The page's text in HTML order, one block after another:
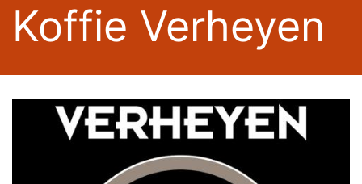
Koffie Verheyen